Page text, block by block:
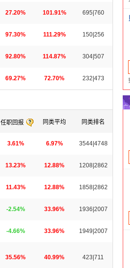
27.20% 101.91% 695|760
97.30% 111.29% 150|256
92.80% 114.87% 304|507
69.27% 72.70% 232|473
任职回报 同类平均 同类排名
3.61% 6.97% 3544|4748
13.23% 12.88% 1208|2862
11.43% 12.88% 1858|2862
-2.54% 33.96% 1936|2007
-4.66% 33.96% 1949|2007
35.56% 40.99% 423|711